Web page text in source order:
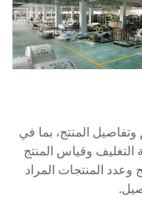
وتفاصيل المنتج، بما في
وقياس المنتج
المنتجات المراد